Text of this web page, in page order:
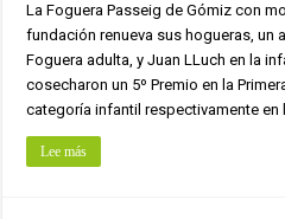
La Foguera Passeig de Gómiz con
fundación renueva sus hogueras, un
Foguera adulta, y Juan LLuch en la
cosecharon un 5º Premio en la
categoría infantil respectivamente en
Lee más